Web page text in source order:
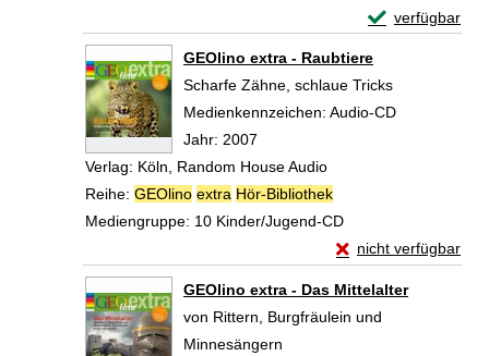
verfügbar
Exemplar-
GEOlino extra - Raubtiere
Scharfe Zähne, schlaue Tricks
Suche nach diesem Verfasser
Medienkennzeichen: Audio-CD
Jahr: 2007
Verlag: Köln, Random House Audio
Reihe: GEOlino extra Hör-Bibliothek
Mediengruppe: 10 Kinder/Jugend-CD
nicht verfügbar
Exemplar-Details
GEOlino extra - Das Mittelalter
von Rittern, Burgfräulein und
Minnesängern